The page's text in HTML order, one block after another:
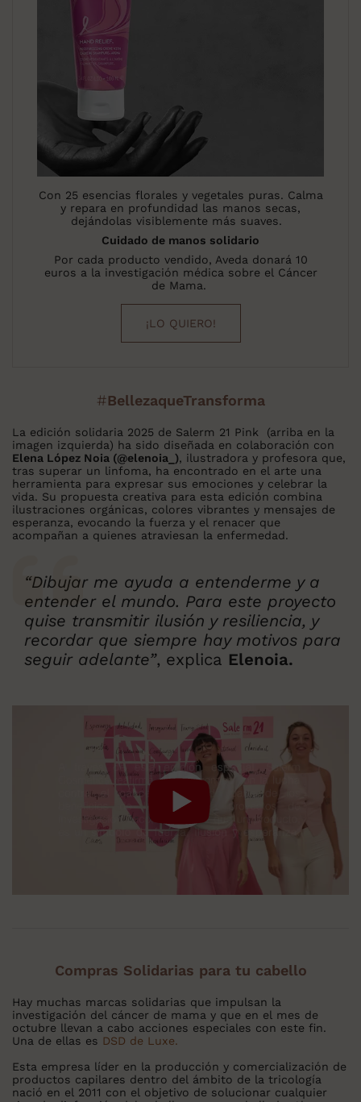
Con 25 esencias florales y vegetales puras. Calma
y repara en profundidad las manos secas,
dejándolas visiblemente más suaves.
Cuidado de manos solidario
Por cada producto vendido, Aveda donará 10
euros a la investigación médica sobre el Cáncer
de Mama.
¡LO QUIERO!
#BellezaqueTransforma
La edición solidaria 2025 de Salerm 21 Pink (arriba en la
imagen izquierda) ha sido diseñada en colaboración con
Elena López Noia (@elenoia_), ilustradora y profesora que,
tras superar un linfoma, ha encontrado en el arte una
herramienta para expresar sus emociones y celebrar la
vida. Su propuesta creativa para esta edición combina
ilustraciones orgánicas, colores vibrantes y mensajes de
esperanza, evocando la fuerza y el renacer que
acompañan a quienes atraviesan la enfermedad.
“Dibujar me ayuda a entenderme y a
entender el mundo. Para este proyecto
quise transmitir ilusión y resiliencia, y
recordar que siempre hay motivos para
seguir adelante”, explica Elenoia.
Compras Solidarias para tu cabello
Hay muchas marcas solidarias que impulsan la
investigación del cáncer de mama y que en el mes de
octubre llevan a cabo acciones especiales con este fin.
Una de ellas es DSD de Luxe.
Esta empresa líder en la producción y comercialización de
productos capilares dentro del ámbito de la tricología
nació en el 2011 con el objetivo de solucionar cualquier